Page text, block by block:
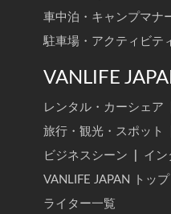
車中泊・キャンプマナ
駐車場・アクティビテ
VANLIFE
レンタル・カーシェア
旅行・観光・スポット
ビジネスシーン
イン
VANLIFE JAPAN トップ
ライター一覧